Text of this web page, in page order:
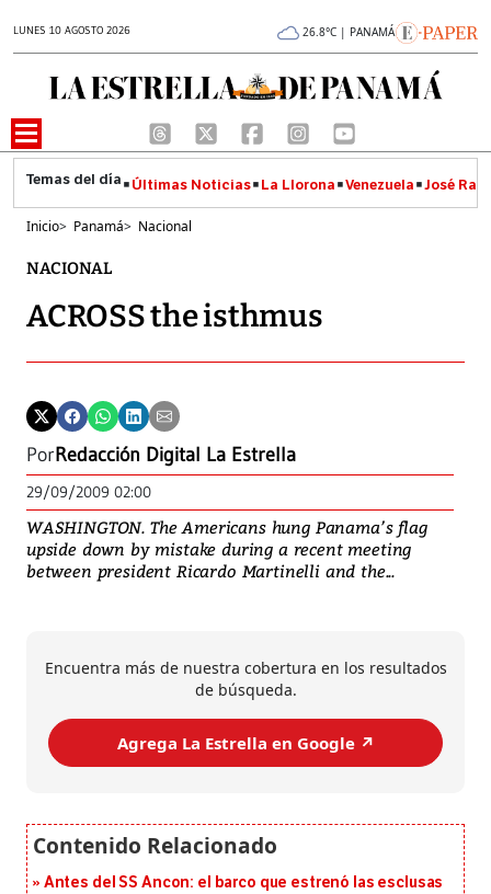
LUNES 10 AGOSTO 2026 26.8°C | PANAMÁ
Últimas Noticias La Llorona Venezuela José
Inicio> Panamá> Nacional
NACIONAL
ACROSS the isthmus
PorRedacción Digital La Estrella
29/09/2009 02:00
WASHINGTON. The Americans hung Panama’s flag
upside down by mistake during a recent meeting
between president Ricardo Martinelli and the...
Encuentra más de nuestra cobertura en los resultados
de búsqueda.
Agrega La Estrella en Google ↗️
Antes del SS Ancon: el barco que estrenó las esclusas